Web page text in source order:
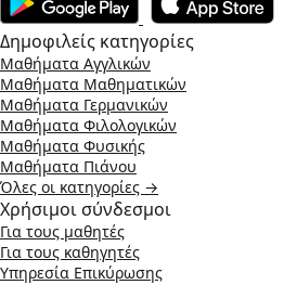
Δημοφιλείς κατηγορίες
Μαθήματα Αγγλικών
Μαθήματα Μαθηματικών
Μαθήματα Γερμανικών
Μαθήματα Φιλολογικών
Μαθήματα Φυσικής
Μαθήματα Πιάνου
Όλες οι κατηγορίες →
Χρήσιμοι σύνδεσμοι
Για τους μαθητές
Για τους καθηγητές
Υπηρεσία Επικύρωσης